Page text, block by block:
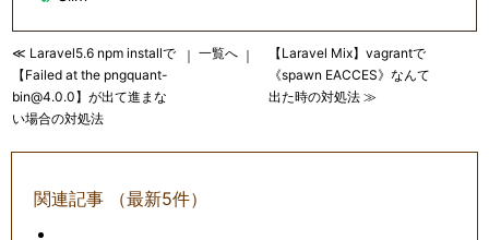
≪ Laravel5.6 npm installで
【Failed at the pngquant-
bin@4.0.0】が出て進まな
い場合の対処法
｜一覧へ ｜
【Laravel Mix】vagrantで
《spawn EACCES》なんて
出た時の対処法 ≫
関連記事 （最新5件）